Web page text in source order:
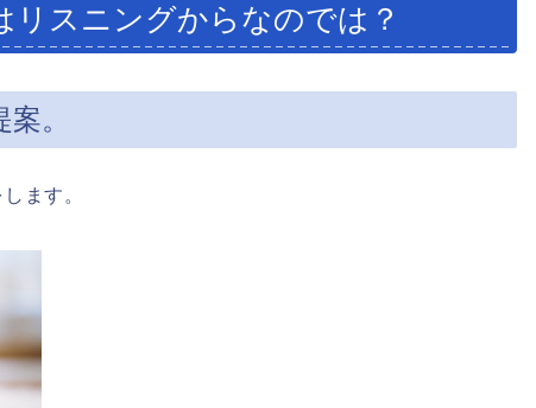
リスニングからなのでは？
。
ます。